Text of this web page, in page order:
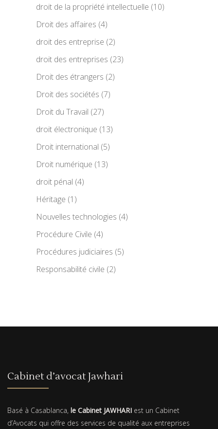
droit de la propriété intellectuelle (10)
Droit des affaires (4)
droit des entreprise (2)
droit des entreprises (23)
Droit des étrangers (2)
Droit des sociétés (7)
Droit du Travail (27)
droit électronique (13)
Droit international (5)
Droit numérique (13)
droit pénal (4)
Héritage (1)
Nouvelles technologies (4)
Procédure Civile (4)
Procédures judiciaires (5)
Responsabilité civile (2)
Cabinet d’avocat Jawhari
Basé à Casablanca, le Cabinet JAWHARI est un Cabinet
d’Avocats qui offre des services de qualité aux entreprises